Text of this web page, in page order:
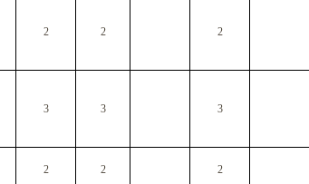
2 2 2
3 3 3
2 2 2